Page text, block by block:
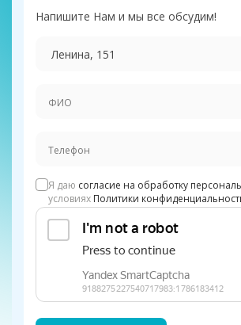
Напишите Нам и мы все обсудим!
Я даю согласие на обработку
условиях Политики